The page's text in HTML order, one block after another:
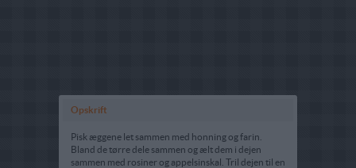
Opskrift
Pisk æggene let sammen med honning og farin.
Bland de tørre dele sammen og ælt dem i dejen
sammen med rosiner og appelsinskal. Tril dejen til en